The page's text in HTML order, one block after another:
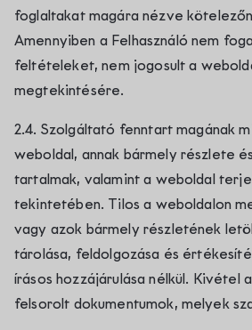
foglaltakat magára nézve
Amennyiben a Felhasználó nem
feltételeket, nem jogosult a
megtekintésére.
2.4. Szolgáltató fenntart magának
weboldal, annak bármely részlete
tartalmak, valamint a weboldal
tekintetében. Tilos a weboldalon
vagy azok bármely részletének
tárolása, feldolgozása és
írásos hozzájárulása nélkül. Kivétel
felsorolt dokumentumok, melyek